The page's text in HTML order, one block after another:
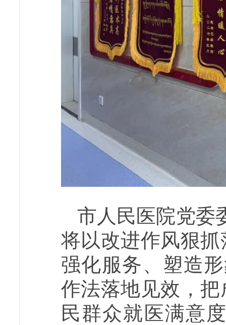
市人民医院党委
将以改进作风狠
强化服务、塑造
作法落地见效，
民群众就医满意